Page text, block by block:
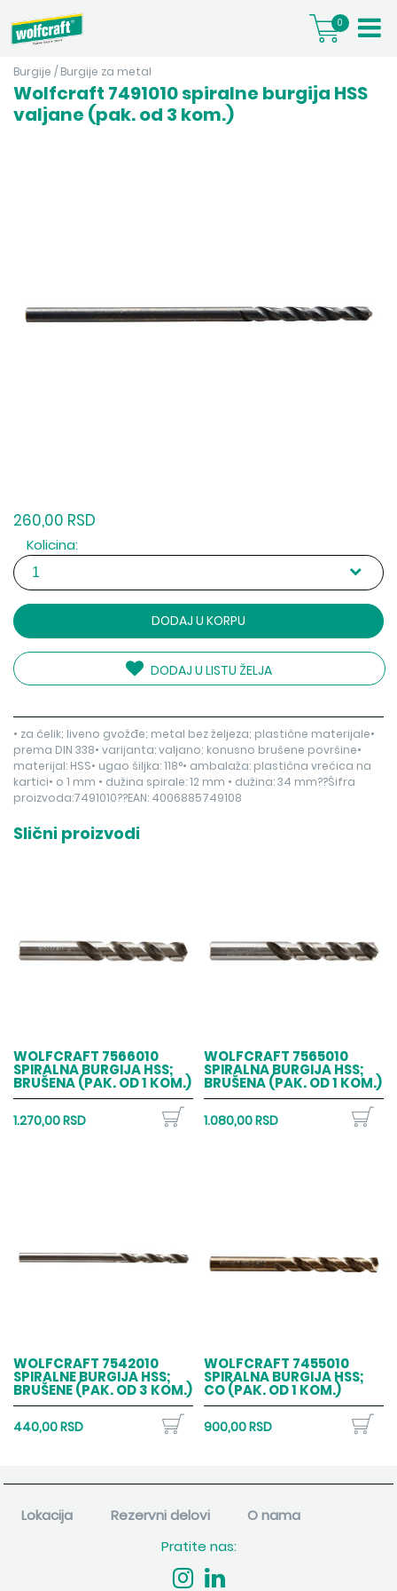
0
Burgije / Burgije za metal
Wolfcraft 7491010 spiralne burgija HSS
valjane (pak. od 3 kom.)
260,00 RSD
Kolicina:
DODAJ U KORPU
DODAJ U LISTU ŽELJA
• za čelik; liveno gvožđe; metal bez željeza; plastične materijale•
prema DIN 338• varijanta: valjano; konusno brušene površine•
materijal: HSS• ugao šiljka: 118°• ambalaža: plastična vrećica na
kartici• o 1 mm • dužina spirale: 12 mm • dužina: 34 mm??Šifra
proizvoda:7491010??EAN: 4006885749108
Slični proizvodi
WOLFCRAFT 7566010
SPIRALNA BURGIJA HSS;
BRUŠENA (PAK. OD 1 KOM.)
1.270,00 RSD
WOLFCRAFT 7565010
SPIRALNA BURGIJA HSS;
BRUŠENA (PAK. OD 1 KOM.)
1.080,00 RSD
WOLFCRAFT 7542010
SPIRALNE BURGIJA HSS;
BRUŠENE (PAK. OD 3 KOM.)
440,00 RSD
WOLFCRAFT 7455010
SPIRALNA BURGIJA HSS;
CO (PAK. OD 1 KOM.)
900,00 RSD
Lokacija Rezervni delovi
O nama
Pratite nas: